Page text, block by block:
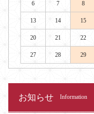
6 7 8
13 14 15
20 21 22
27 28 29
お知らせ Information